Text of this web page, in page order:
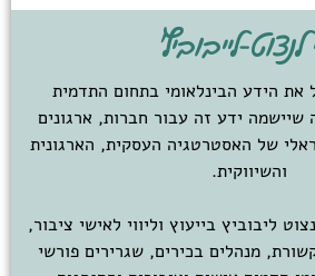
לנצוט-לייבוביץ'
את הידע הבינלאומי בתחום התדמית
שיישמה ידע זה עבור חברות, ארגונים
של האסטרטגיה העסקית, הארגונית
והשיווקית.
ליבוביץ בייעוץ וליווי לאישי ציבור,
מנהלים בכירים, שגרירים פורשי